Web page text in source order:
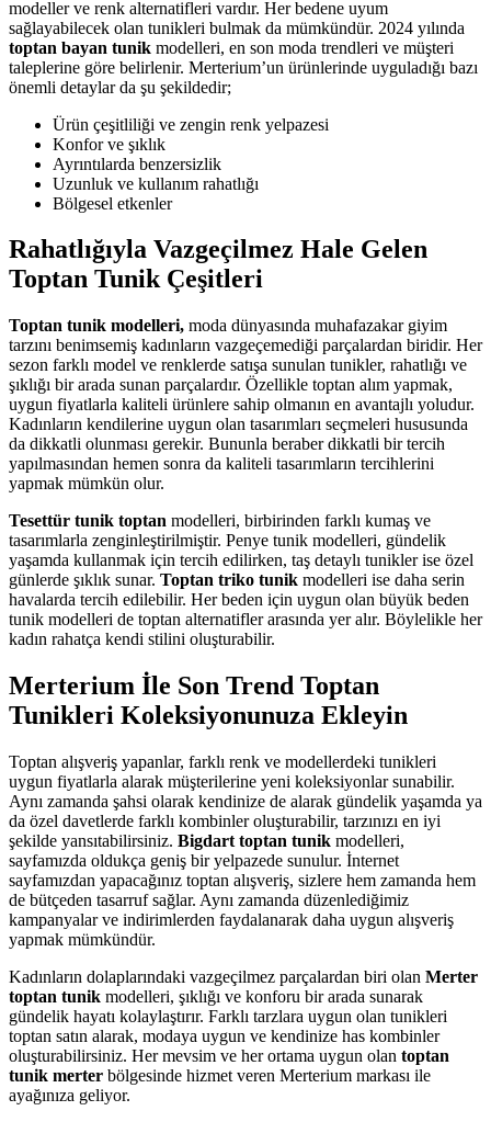
modeller ve renk alternatifleri vardır. Her bedene uyum
sağlayabilecek olan tunikleri bulmak da mümkündür. 2024 yılında
toptan bayan tunik modelleri, en son moda trendleri ve müşteri
taleplerine göre belirlenir. Merterium’un ürünlerinde uyguladığı bazı
önemli detaylar da şu şekildedir;
Ürün çeşitliliği ve zengin renk yelpazesi
Konfor ve şıklık
Ayrıntılarda benzersizlik
Uzunluk ve kullanım rahatlığı
Bölgesel etkenler
Rahatlığıyla Vazgeçilmez Hale Gelen
Toptan Tunik Çeşitleri
Toptan tunik modelleri, moda dünyasında muhafazakar giyim
tarzını benimsemiş kadınların vazgeçemediği parçalardan biridir. Her
sezon farklı model ve renklerde satışa sunulan tunikler, rahatlığı ve
şıklığı bir arada sunan parçalardır. Özellikle toptan alım yapmak,
uygun fiyatlarla kaliteli ürünlere sahip olmanın en avantajlı yoludur.
Kadınların kendilerine uygun olan tasarımları seçmeleri hususunda
da dikkatli olunması gerekir. Bununla beraber dikkatli bir tercih
yapılmasından hemen sonra da kaliteli tasarımların tercihlerini
yapmak mümkün olur.
Tesettür tunik toptan modelleri, birbirinden farklı kumaş ve
tasarımlarla zenginleştirilmiştir. Penye tunik modelleri, gündelik
yaşamda kullanmak için tercih edilirken, taş detaylı tunikler ise özel
günlerde şıklık sunar. Toptan triko tunik modelleri ise daha serin
havalarda tercih edilebilir. Her beden için uygun olan büyük beden
tunik modelleri de toptan alternatifler arasında yer alır. Böylelikle her
kadın rahatça kendi stilini oluşturabilir.
Merterium İle Son Trend Toptan
Tunikleri Koleksiyonunuza Ekleyin
Toptan alışveriş yapanlar, farklı renk ve modellerdeki tunikleri
uygun fiyatlarla alarak müşterilerine yeni koleksiyonlar sunabilir.
Aynı zamanda şahsi olarak kendinize de alarak gündelik yaşamda ya
da özel davetlerde farklı kombinler oluşturabilir, tarzınızı en iyi
şekilde yansıtabilirsiniz. Bigdart toptan tunik modelleri,
sayfamızda oldukça geniş bir yelpazede sunulur. İnternet
sayfamızdan yapacağınız toptan alışveriş, sizlere hem zamanda hem
de bütçeden tasarruf sağlar. Aynı zamanda düzenlediğimiz
kampanyalar ve indirimlerden faydalanarak daha uygun alışveriş
yapmak mümkündür.
Kadınların dolaplarındaki vazgeçilmez parçalardan biri olan Merter
toptan tunik modelleri, şıklığı ve konforu bir arada sunarak
gündelik hayatı kolaylaştırır. Farklı tarzlara uygun olan tunikleri
toptan satın alarak, modaya uygun ve kendinize has kombinler
oluşturabilirsiniz. Her mevsim ve her ortama uygun olan toptan
tunik merter bölgesinde hizmet veren Merterium markası ile
ayağınıza geliyor.